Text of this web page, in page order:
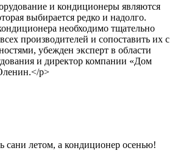
и кондиционеры являются
выбирается редко и надолго.
необходимо тщательно
производителей и сопоставить их с
убежден эксперт в области
и директор компании «Дом
p>
сани летом, а кондиционер осенью!